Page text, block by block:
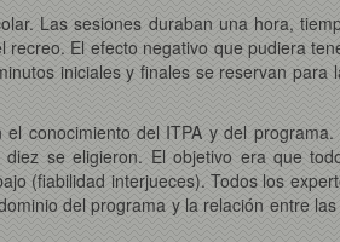
Las sesiones duraban una hora,
El efecto negativo que pudiera
iniciales y finales se reservan
conocimiento del ITPA y del
se eligieron. El objetivo era que
(fiabilidad interjueces). Todos los
del programa y la relación entre